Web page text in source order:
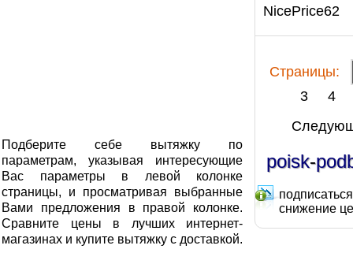
NicePrice62
Cтраницы:
3
4
poisk-
снижение
Подберите себе вытяжку по
параметрам, указывая интересующие
Вас параметры в левой колонке
страницы, и просматривая выбранные
Вами предложения в правой колонке.
Сравните цены в лучших интернет-
магазинах и купите вытяжку с доставкой.